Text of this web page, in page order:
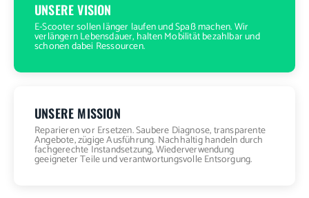
UNSERE VISION
E-Scooter sollen länger laufen und Spaß machen. Wir
verlängern Lebensdauer, halten Mobilität bezahlbar und
schonen dabei Ressourcen.
UNSERE MISSION
Reparieren vor Ersetzen. Saubere Diagnose, transparente
Angebote, zügige Ausführung. Nachhaltig handeln durch
fachgerechte Instandsetzung, Wiederverwendung
geeigneter Teile und verantwortungsvolle Entsorgung.